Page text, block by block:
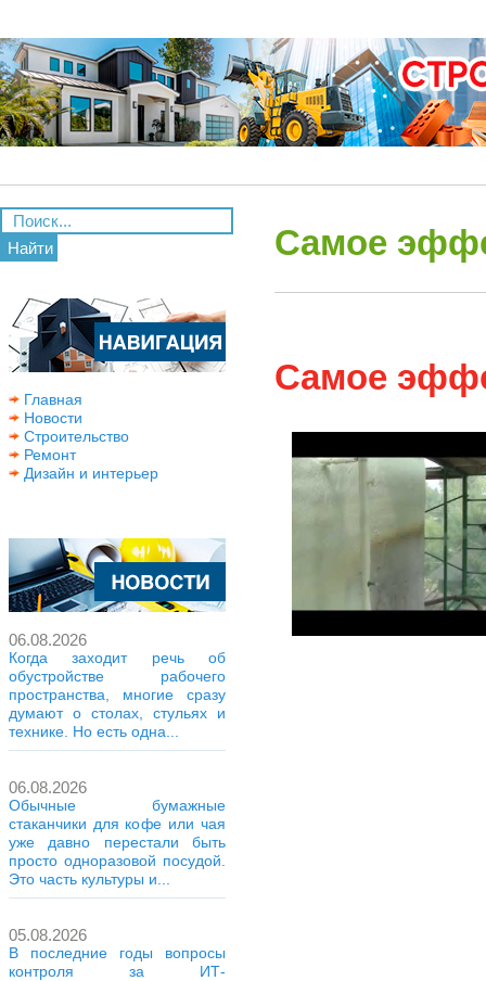
Найти
Главная
Новости
Строительство
Ремонт
Дизайн и интерьер
06.08.2026
Когда заходит речь об
обустройстве рабочего
пространства, многие сразу
думают о столах, стульях и
технике. Но есть одна...
06.08.2026
Обычные бумажные
стаканчики для кофе или чая
уже давно перестали быть
просто одноразовой посудой.
Это часть культуры и...
05.08.2026
В последние годы вопросы
контроля за ИТ-
Самое
Самое